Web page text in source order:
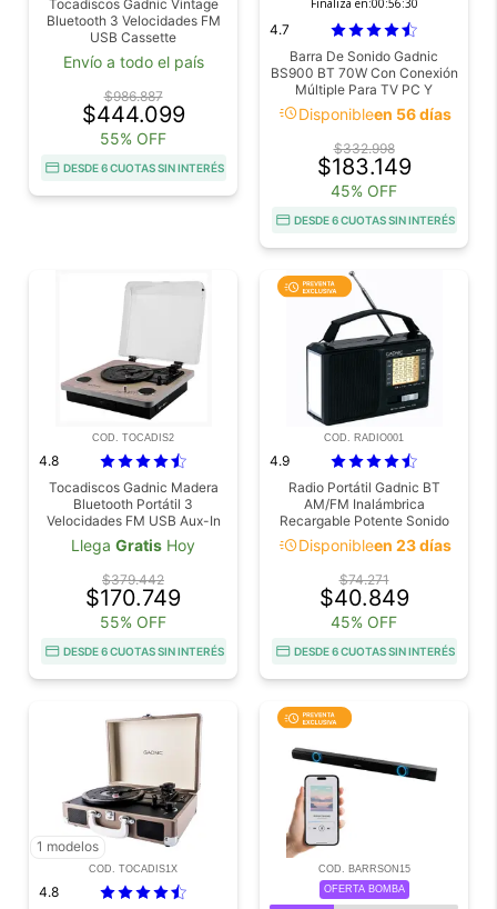
Tocadiscos Gadnic Vintage
Bluetooth 3 Velocidades FM
USB Cassette
Envío a todo el país
$986.887
$444.099
55% OFF
DESDE 6 CUOTAS SIN INTERÉS
Finaliza en:00:56:29
4.7
Barra De Sonido Gadnic
BS900 BT 70W Con Conexión
Múltiple Para TV PC Y
Multimedia
acuteDisponibleen 56 días
$332.998
$183.149
45% OFF
DESDE 6 CUOTAS SIN INTERÉS
COD. TOCADIS2
4.8
Tocadiscos Gadnic Madera
Bluetooth Portátil 3
Velocidades FM USB Aux-In
SD
Llega Gratis Hoy
$379.442
$170.749
55% OFF
DESDE 6 CUOTAS SIN INTERÉS
COD. RADIO001
4.9
Radio Portátil Gadnic BT
AM/FM Inalámbrica
Recargable Potente Sonido
Con Linterna LED 5W
acuteDisponibleen 23 días
$74.271
$40.849
45% OFF
DESDE 6 CUOTAS SIN INTERÉS
1 modelos
COD. TOCADIS1X
4.8
COD. BARRSON15
OFERTA BOMBA